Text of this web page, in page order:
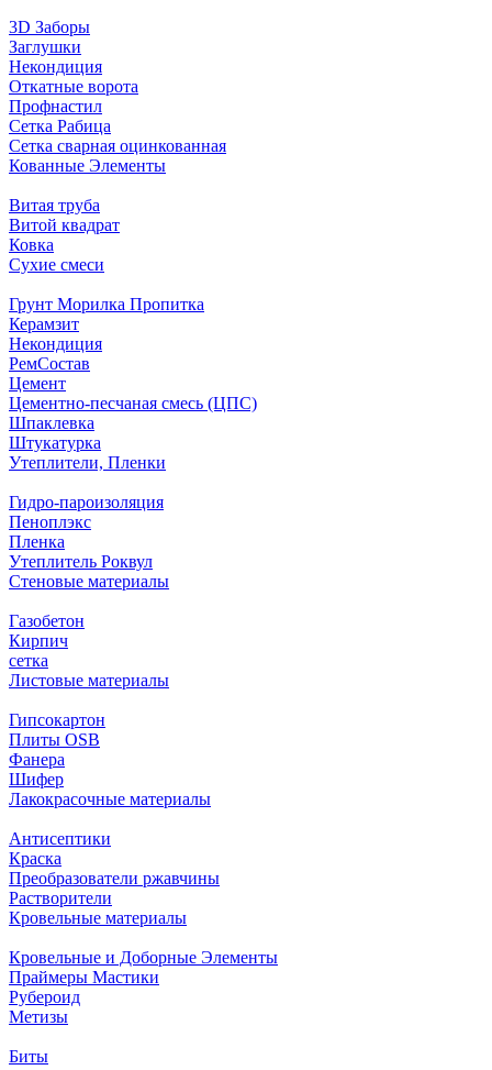
3D Заборы
Заглушки
Некондиция
Откатные ворота
Профнастил
Сетка Рабица
Сетка сварная оцинкованная
Кованные Элементы
Витая труба
Витой квадрат
Ковка
Сухие смеси
Грунт Морилка Пропитка
Керамзит
Некондиция
РемСостав
Цемент
Цементно-песчаная смесь (ЦПС)
Шпаклевка
Штукатурка
Утеплители, Пленки
Гидро-пароизоляция
Пеноплэкс
Пленка
Утеплитель Роквул
Стеновые материалы
Газобетон
Кирпич
сетка
Листовые материалы
Гипсокартон
Плиты ОSB
Фанера
Шифер
Лакокрасочные материалы
Антисептики
Краска
Преобразователи ржавчины
Растворители
Кровельные материалы
Кровельные и Доборные Элементы
Праймеры Мастики
Рубероид
Метизы
Биты